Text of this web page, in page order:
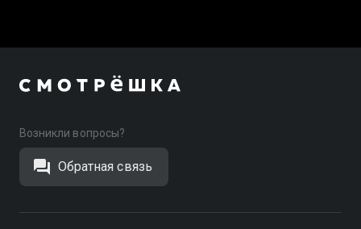
Возникли вопросы?
Обратная связь